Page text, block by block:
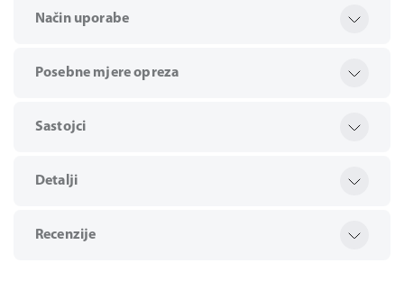
Način uporabe
Posebne mjere opreza
Sastojci
Detalji
Recenzije